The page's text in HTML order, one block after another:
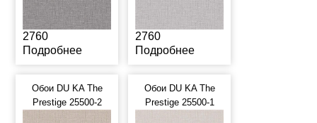
2760
Подробнее
2760
Подробнее
Обои DU KA The
Prestige 25500-2
Обои DU KA The
Prestige 25500-1